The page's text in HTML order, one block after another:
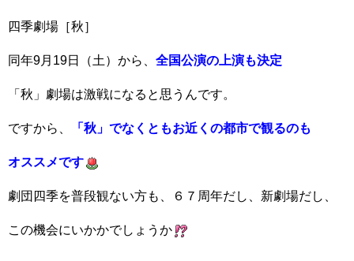
四季劇場［秋］
同年9月19日（土）から、 全国公演の上演も決定
「秋」劇場は激戦になると思うんです。
ですから、 「秋」でなくともお近くの都市で観るのも
オススメです
劇団四季を普段観ない方も、６７周年だし、新劇場だし、
この機会にいかかでしょうか